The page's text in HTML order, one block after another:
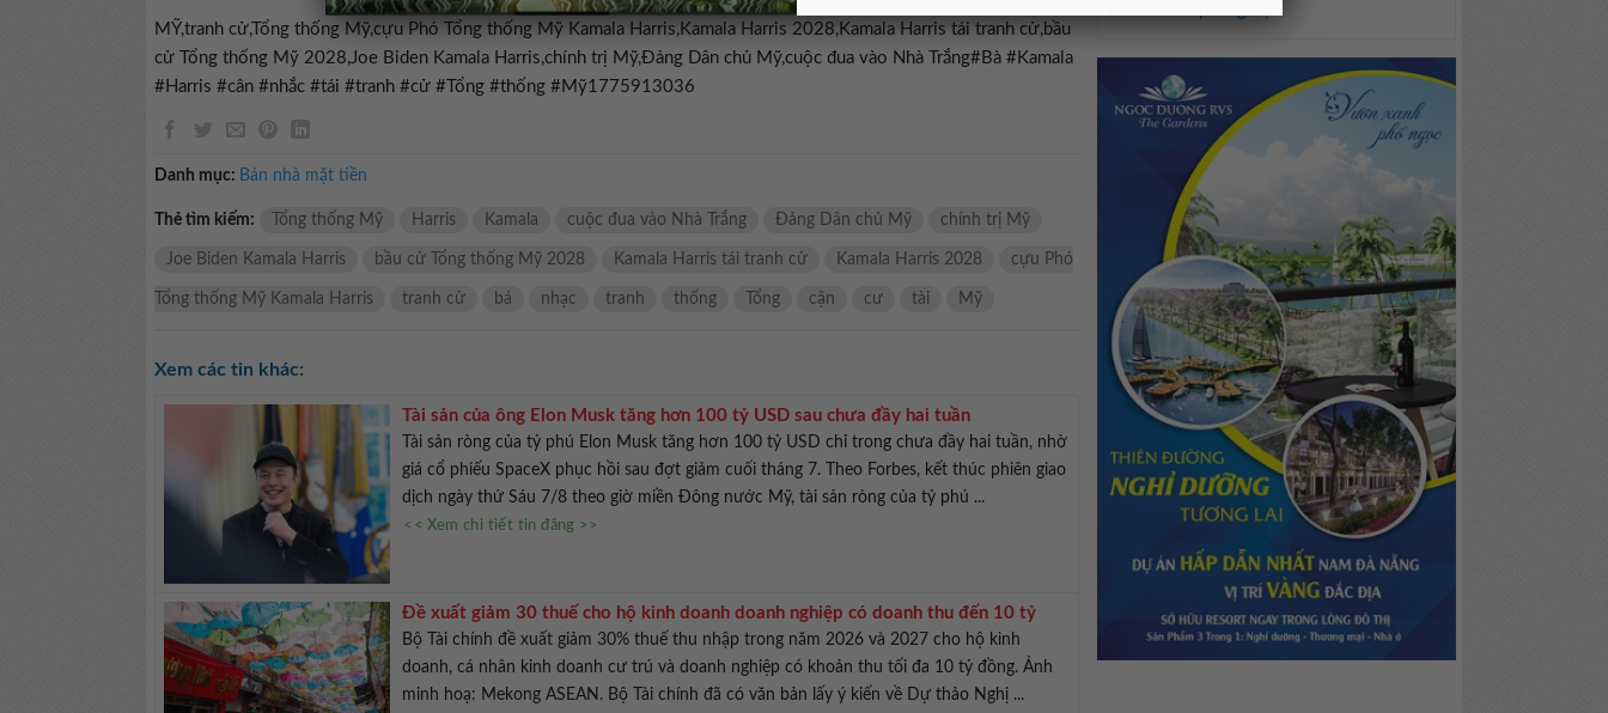
MỸ,tranh cử,Tổng thống Mỹ,cựu Phó Tổng thống Mỹ Kamala Harris,Kamala Harris 2028,Kamala Harris tái tranh cử,bầu
cử Tổng thống Mỹ 2028,Joe Biden Kamala Harris,chính trị Mỹ,Đảng Dân chủ Mỹ,cuộc đua vào Nhà Trắng#Bà #Kamala
#Harris #cân #nhắc #tái #tranh #cử #Tổng #thống #Mỹ1775913036
Danh mục: Bán nhà mặt tiền
Thẻ tìm kiếm: Tổng thống Mỹ Harris Kamala cuộc đua vào Nhà Trắng Đảng Dân chủ Mỹ chính trị Mỹ
Joe Biden Kamala Harris bầu cử Tổng thống Mỹ 2028 Kamala Harris tái tranh cử Kamala Harris 2028 cựu Phó
Tổng thống Mỹ Kamala Harris tranh cử bá nhạc tranh thống Tổng cận cư tài Mỹ
Xem các tin khác:
Tài sản của ông Elon Musk tăng hơn 100 tỷ USD sau chưa đầy hai tuần
Tài sản ròng của tỷ phú Elon Musk tăng hơn 100 tỷ USD chỉ trong chưa đầy hai tuần, nhờ
giá cổ phiếu SpaceX phục hồi sau đợt giảm cuối tháng 7. Theo Forbes, kết thúc phiên giao
dịch ngày thứ Sáu 7/8 theo giờ miền Đông nước Mỹ, tài sản ròng của tỷ phú ...
<< Xem chi tiết tin đăng >>
Đề xuất giảm 30 thuế cho hộ kinh doanh doanh nghiệp có doanh thu đến 10 tỷ
Bộ Tài chính đề xuất giảm 30% thuế thu nhập trong năm 2026 và 2027 cho hộ kinh
doanh, cá nhân kinh doanh cư trú và doanh nghiệp có khoản thu tối đa 10 tỷ đồng. Ảnh
minh hoạ: Mekong ASEAN. Bộ Tài chính đã có văn bản lấy ý kiến về Dự thảo Nghị ...